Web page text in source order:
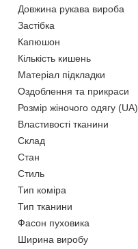
Довжина рукава вироба
Застібка
Капюшон
Кількість кишень
Матеріал підкладки
Оздоблення та прикраси
Розмір жіночого одягу (UA)
Властивості тканини
Склад
Стан
Стиль
Тип коміра
Тип тканини
Фасон пуховика
Ширина виробу